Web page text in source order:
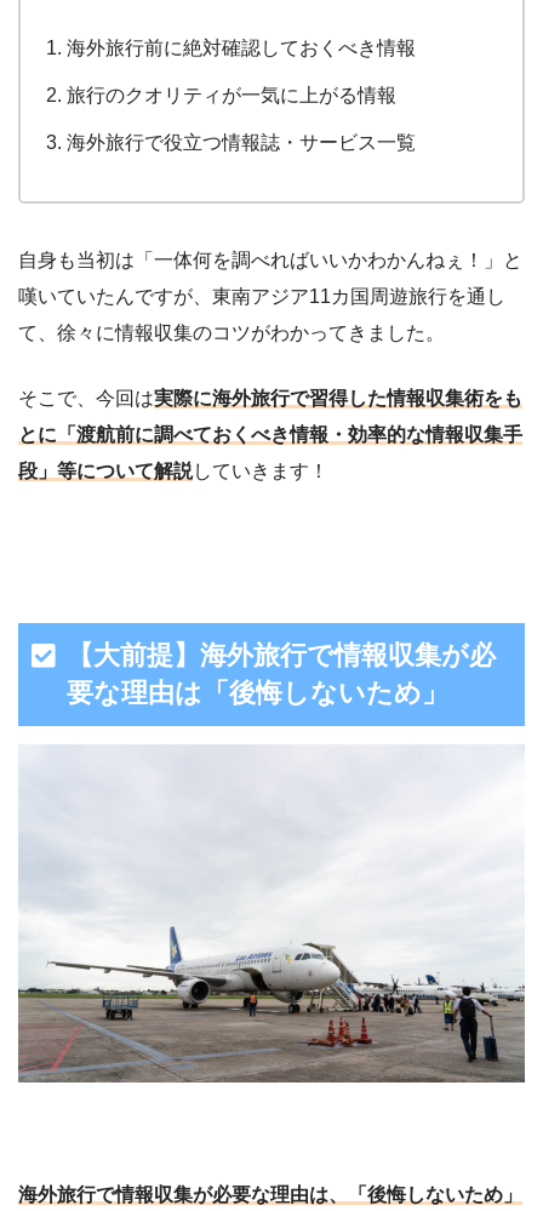
海外旅行前に絶対確認しておくべき情報
旅行のクオリティが一気に上がる情報
海外旅行で役立つ情報誌・サービス一覧
自身も当初は「一体何を調べればいいかわかんねぇ！」と
嘆いていたんですが、東南アジア11カ国周遊旅行を通し
て、徐々に情報収集のコツがわかってきました。
そこで、今回は実際に海外旅行で習得した情報収集術をも
とに「渡航前に調べておくべき情報・効率的な情報収集手
段」等について解説していきます！
【大前提】海外旅行で情報収集が必
要な理由は「後悔しないため」
海外旅行で情報収集が必要な理由は、「後悔しないため」